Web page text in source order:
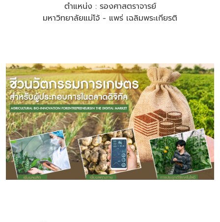
ตำแหน่ง : รองศาสตราจารย์
มหาวิทยาลัยแม่โจ้ - แพร่ เฉลิมพระเกียรติ